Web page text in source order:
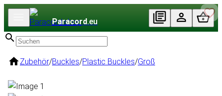
Paracord.eu
Zubehör/Buckles/Plastic Buckles/Groß